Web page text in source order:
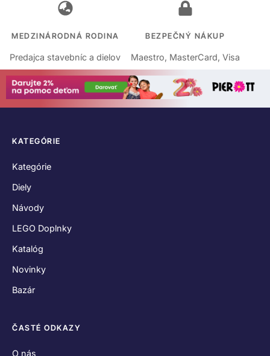
MEDZINÁRODNÁ RODINA
Predajca stavebníc a dielov
BEZPEČNÝ NÁKUP
Maestro, MasterCard, Visa
KATEGÓRIE
Kategórie
Diely
Návody
LEGO Doplnky
Katalóg
Novinky
Bazár
ČASTÉ ODKAZY
O nás